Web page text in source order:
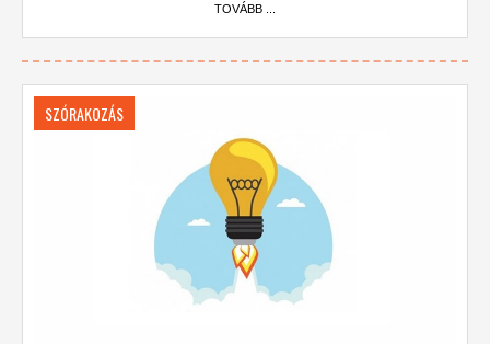
TOVÁBB ...
SZÓRAKOZÁS